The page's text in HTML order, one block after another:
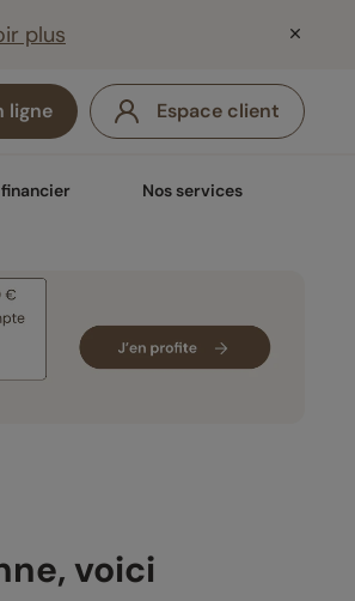
plus
ligne Espace client
Nos services
voici